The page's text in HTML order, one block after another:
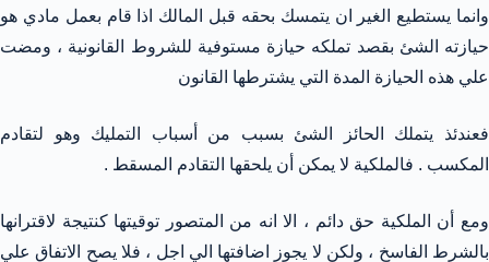
وانما يستطيع الغير ان يتمسك بحقه قبل المالك اذا قام بعمل مادي هو
حيازته الشئ بقصد تملكه حيازة مستوفية للشروط القانونية ، ومضت
علي هذه الحيازة المدة التي يشترطها القانون
فعندئذ يتملك الحائز الشئ بسبب من أسباب التمليك وهو لتقادم
المكسب . فالملكية لا يمكن أن يلحقها التقادم المسقط .
ومع أن الملكية حق دائم ، الا انه من المتصور توقيتها كنتيجة لاقترانها
بالشرط الفاسخ ، ولكن لا يجوز اضافتها الي اجل ، فلا يصح الاتفاق علي